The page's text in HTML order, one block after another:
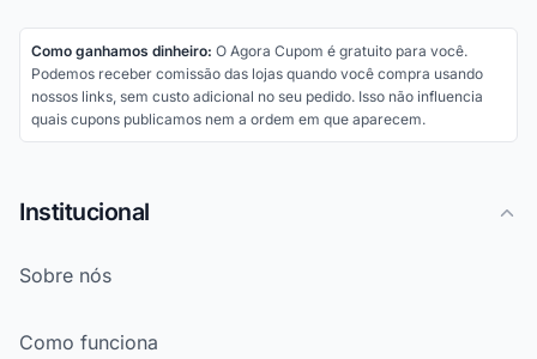
Como ganhamos dinheiro: O Agora Cupom é gratuito para você.
Podemos receber comissão das lojas quando você compra usando
nossos links, sem custo adicional no seu pedido. Isso não influencia
quais cupons publicamos nem a ordem em que aparecem.
Institucional
Sobre nós
Como funciona